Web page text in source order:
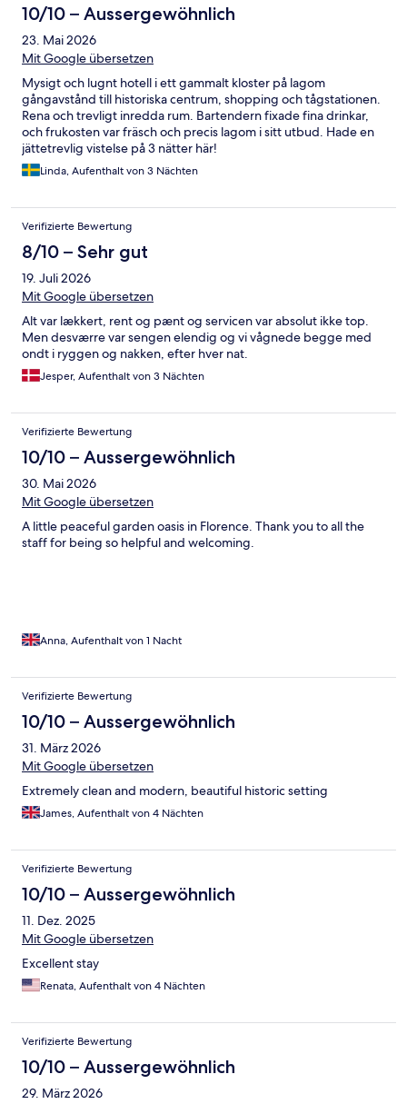
10/10 – Aussergewöhnlich
23. Mai 2026
Mit Google übersetzen
Mysigt och lugnt hotell i ett gammalt kloster på lagom
gångavstånd till historiska centrum, shopping och tågstationen.
Rena och trevligt inredda rum. Bartendern fixade fina drinkar,
och frukosten var fräsch och precis lagom i sitt utbud. Hade en
jättetrevlig vistelse på 3 nätter här!
Linda, Aufenthalt von 3 Nächten
Verifizierte Bewertung
8/10 – Sehr gut
19. Juli 2026
Mit Google übersetzen
Alt var lækkert, rent og pænt og servicen var absolut ikke top.
Men desværre var sengen elendig og vi vågnede begge med
ondt i ryggen og nakken, efter hver nat.
Jesper, Aufenthalt von 3 Nächten
Verifizierte Bewertung
10/10 – Aussergewöhnlich
30. Mai 2026
Mit Google übersetzen
A little peaceful garden oasis in Florence. Thank you to all the
staff for being so helpful and welcoming.
Anna, Aufenthalt von 1 Nacht
Verifizierte Bewertung
10/10 – Aussergewöhnlich
31. März 2026
Mit Google übersetzen
Extremely clean and modern, beautiful historic setting
James, Aufenthalt von 4 Nächten
Verifizierte Bewertung
10/10 – Aussergewöhnlich
11. Dez. 2025
Mit Google übersetzen
Excellent stay
Renata, Aufenthalt von 4 Nächten
Verifizierte Bewertung
10/10 – Aussergewöhnlich
29. März 2026